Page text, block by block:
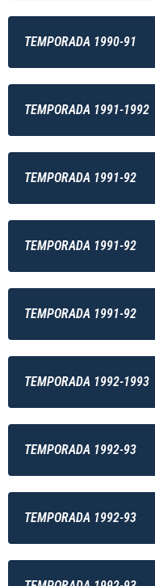
TEMPORADA 1990-91
TEMPORADA 1991-1992
TEMPORADA 1991-92
TEMPORADA 1991-92
TEMPORADA 1991-92
TEMPORADA 1992-1993
TEMPORADA 1992-93
TEMPORADA 1992-93